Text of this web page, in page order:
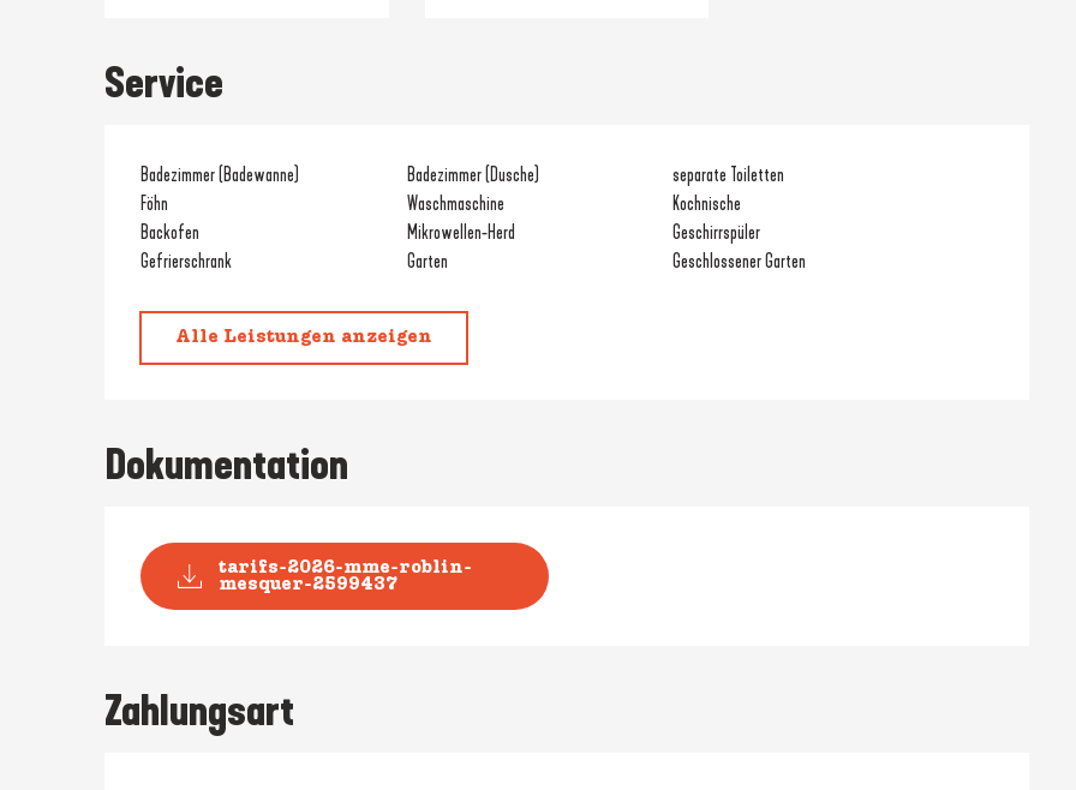
Service
Badezimmer (Badewanne) Badezimmer (Dusche)
separate Toiletten
Föhn
Waschmaschine
Kochnische
Backofen
Mikrowellen-Herd
Geschirrspüler
Gefrierschrank
Garten Geschlossener Garten
Alle Leistungen anzeigen
Dokumentation
tarifs-2026-mme-roblin-
mesquer-2599437
Zahlungsart